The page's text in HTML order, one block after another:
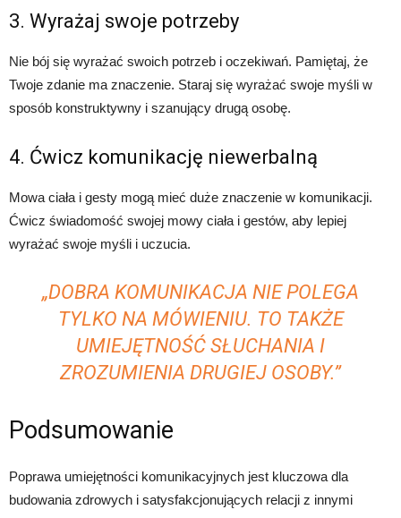
3. Wyrażaj swoje potrzeby
Nie bój się wyrażać swoich potrzeb i oczekiwań. Pamiętaj, że
Twoje zdanie ma znaczenie. Staraj się wyrażać swoje myśli w
sposób konstruktywny i szanujący drugą osobę.
4. Ćwicz komunikację niewerbalną
Mowa ciała i gesty mogą mieć duże znaczenie w komunikacji.
Ćwicz świadomość swojej mowy ciała i gestów, aby lepiej
wyrażać swoje myśli i uczucia.
„DOBRA KOMUNIKACJA NIE POLEGA
TYLKO NA MÓWIENIU. TO TAKŻE
UMIEJĘTNOŚĆ SŁUCHANIA I
ZROZUMIENIA DRUGIEJ OSOBY.”
Podsumowanie
Poprawa umiejętności komunikacyjnych jest kluczowa dla
budowania zdrowych i satysfakcjonujących relacji z innymi